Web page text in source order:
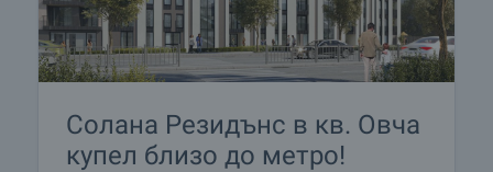
Солана Резидънс в кв. Овча
купел близо до метро!